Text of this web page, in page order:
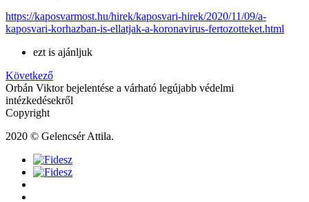
https://kaposvarmost.hu/hirek/kaposvari-hirek/2020/11/09/a-
kaposvari-korhazban-is-ellatjak-a-koronavirus-fertozotteket.html
ezt is ajánljuk
Következő
Orbán Viktor bejelentése a várható legújabb védelmi
intézkedésekről
Copyright
2020 © Gelencsér Attila.